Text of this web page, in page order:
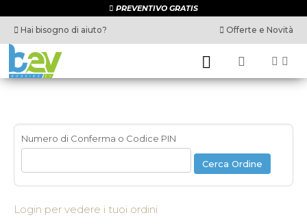
PREVENTIVO GRATIS
Hai bisogno di aiuto? Offerte e Novità
Numero di Conferma o Codice PIN
Login per vedere i tuoi ordini